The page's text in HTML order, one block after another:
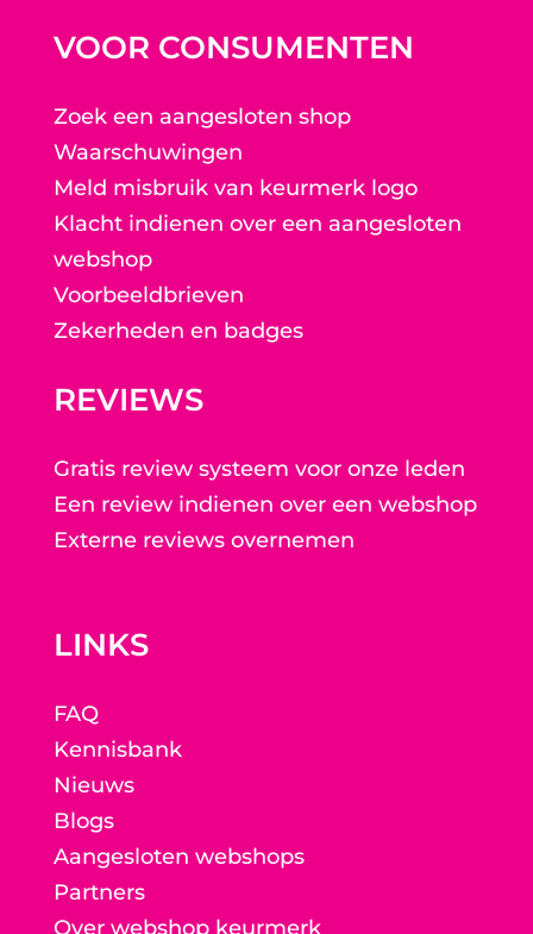
VOOR CONSUMENTEN
Zoek een aangesloten shop
Waarschuwingen
Meld misbruik van keurmerk logo
Klacht indienen over een aangesloten
webshop
Voorbeeldbrieven
Zekerheden en badges
REVIEWS
Gratis review systeem voor onze leden
Een review indienen over een webshop
Externe reviews overnemen
LINKS
FAQ
Kennisbank
Nieuws
Blogs
Aangesloten webshops
Partners
Over webshop keurmerk